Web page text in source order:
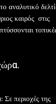
αναλυτικό
καιρός στις
περιοχές της